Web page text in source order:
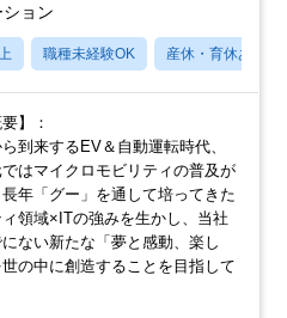
ョン
職種未経験OK 産休・育休あり
】：
ら到来するEV＆自動運転時代、
ではマイクロモビリティの普及が
年「グー」を通して培ってきた
領域×ITの強みを生かし、当社
ない新たな「夢と感動、楽し
の中に創造することを目指して